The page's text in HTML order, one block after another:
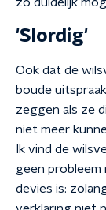
'Slordig'
Ook dat de
boude
zeggen als ze
niet meer
Ik vind de
geen probleem
devies is: